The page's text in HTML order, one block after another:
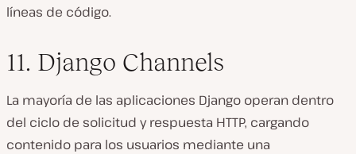
líneas de código.
11. Django Channels
La mayoría de las aplicaciones Django operan dentro
del ciclo de solicitud y respuesta HTTP, cargando
contenido para los usuarios mediante una